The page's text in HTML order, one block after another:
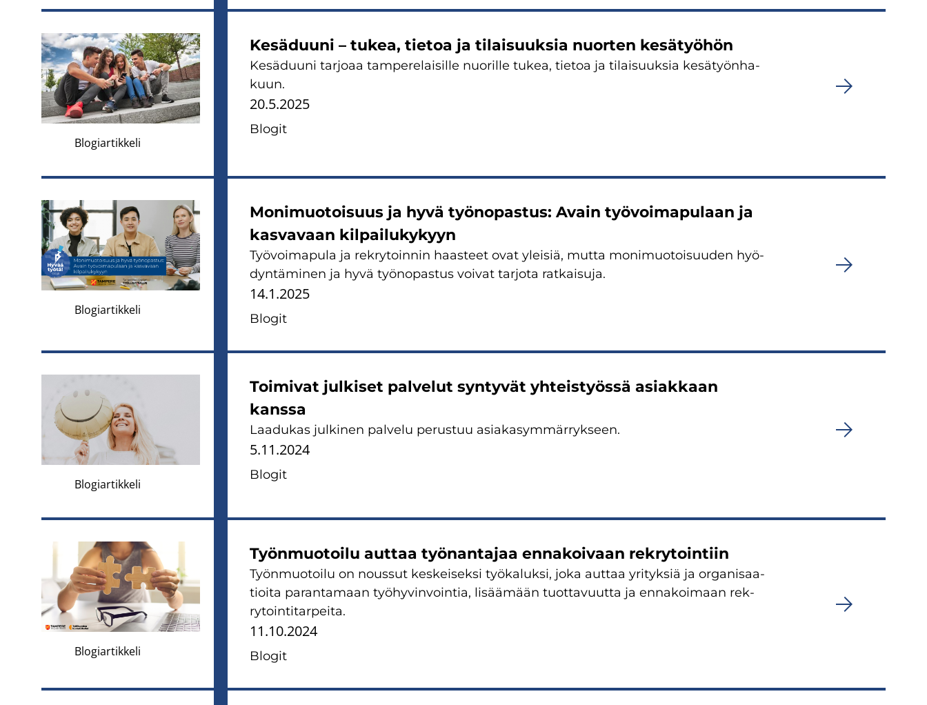
Blogiartikkeli
Ke­sä­duu­ni – tukea, tie­toa ja ti­lai­suuk­sia nuor­ten ke­sä­työ­hön
Ke­sä­duu­ni tar­jo­aa tam­pe­re­lai­sil­le nuo­ril­le tukea, tie­toa ja ti­lai­suuk­sia ke­sä­työn­ha­
kuun.
20.5.2025
Blo­git
Blogiartikkeli
Mo­ni­muo­toi­suus ja hyvä työ­no­pas­tus: Avain työ­voi­ma­pu­laan ja
kas­va­vaan kil­pai­lu­ky­kyyn
Työ­voi­ma­pu­la ja rek­ry­toin­nin haas­teet ovat ylei­siä, mutta mo­ni­muo­toi­suu­den hyö­
dyn­tä­mi­nen ja hyvä työ­no­pas­tus voi­vat tar­jo­ta rat­kai­su­ja.
14.1.2025
Blo­git
Blogiartikkeli
Toi­mi­vat jul­ki­set pal­ve­lut syn­ty­vät yh­teis­työs­sä asiak­kaan
kans­sa
Laa­du­kas jul­ki­nen pal­ve­lu pe­rus­tuu asia­kas­ym­mär­ryk­seen.
5.11.2024
Blo­git
Blogiartikkeli
Työn­muo­toi­lu aut­taa työ­nan­ta­jaa en­na­koi­vaan rek­ry­toin­tiin
Työn­muo­toi­lu on nous­sut kes­kei­sek­si työ­ka­luk­si, joka aut­taa yri­tyk­siä ja or­ga­ni­saa­
tioi­ta pa­ran­ta­maan työ­hy­vin­voin­tia, li­sää­mään tuot­ta­vuut­ta ja en­na­koi­maan rek­
ry­toin­ti­tar­pei­ta.
11.10.2024
Blo­git